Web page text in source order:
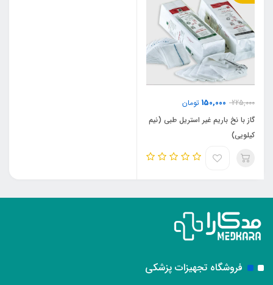
225,000
150,000 تومان
گاز با نخ باریم غیر استریل طبی (نیم
کیلویی)
فروشگاه تجهیزات پزشکی